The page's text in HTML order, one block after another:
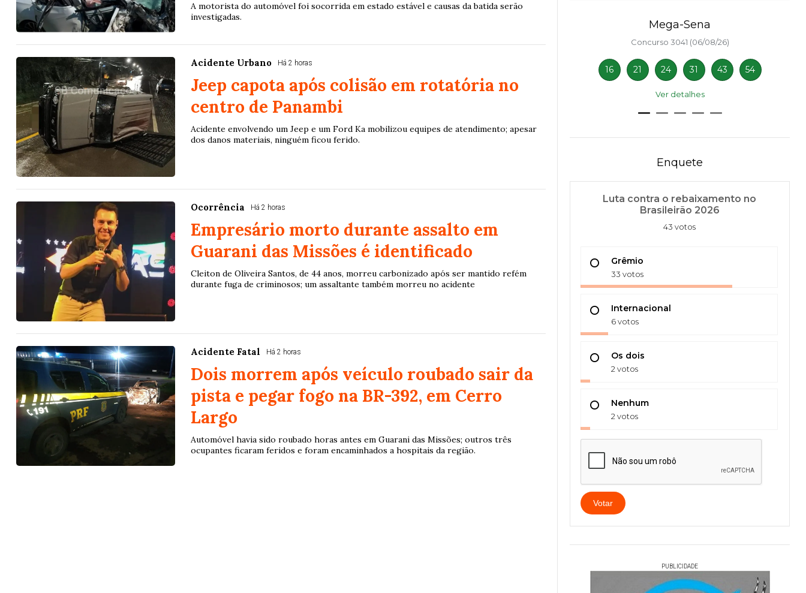
A motorista do automóvel foi socorrida em estado estável e causas da batida serão
investigadas.
Acidente Urbano Há 2 horas
Jeep capota após colisão em rotatória no
centro de Panambi
Acidente envolvendo um Jeep e um Ford Ka mobilizou equipes de atendimento; apesar
dos danos materiais, ninguém ficou ferido.
Ocorrência Há 2 horas
Empresário morto durante assalto em
Guarani das Missões é identificado
Cleiton de Oliveira Santos, de 44 anos, morreu carbonizado após ser mantido refém
durante fuga de criminosos; um assaltante também morreu no acidente
Acidente Fatal Há 2 horas
Dois morrem após veículo roubado sair da
pista e pegar fogo na BR-392, em Cerro
Largo
Automóvel havia sido roubado horas antes em Guarani das Missões; outros três
ocupantes ficaram feridos e foram encaminhados a hospitais da região.
3755 (06/08/26)
08 09 11
20 22 23 24
25
detalhes
Lotomania
Concurso 2959 (05/08/26)
05
35 43 49 50 56 61
63
Ver detalhes
Concurso 2992 (05/08/26)
Ver detalhes
Mega-Sena
Concurso 3041 (06/08/26)
16 21 24 31 43 54
Ver detalhes
Enquete
Luta contra o rebaixamento no
Brasileirão 2026
43 votos
Grêmio
33 votos
Internacional
6 votos
Os dois
2 votos
Nenhum
2 votos
Votar
PUBLICIDADE